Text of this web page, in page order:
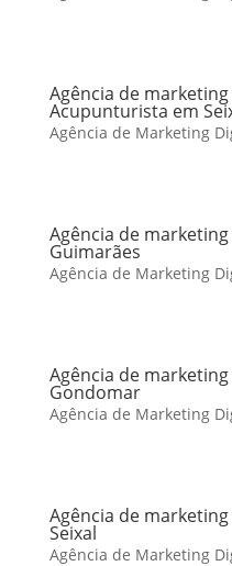
Agência de
Acupunturista em
Agência de Marketing
Agência de
Guimarães
Agência de Marketing
Agência de
Gondomar
Agência de Marketing
Agência de
Seixal
Agência de Marketing